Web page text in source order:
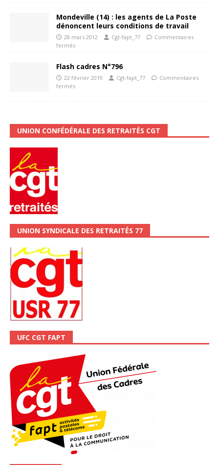
Mondeville (14) : les agents de La Poste
dénoncent leurs conditions de travail
28 mars 2012 Cgt-fapt_77
Commentaires
fermés
Flash cadres N°796
22 février 2019 Cgt-fapt_77
Commentaires
fermés
UNION CONFÉDÉRALE DES RETRAITÉS CGT
UNION SYNDICALE DES RETRAITÉS 77
UFC CGT FAPT